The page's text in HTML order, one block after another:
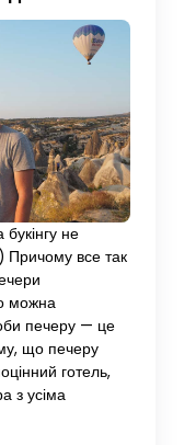
не
Причому все так
можна
печеру — це
що печеру
готель,
з усіма